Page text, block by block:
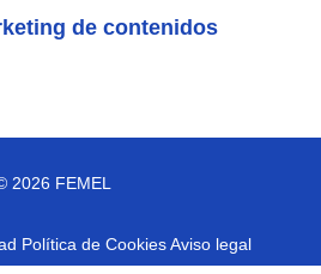
de contenidos
2026 FEMEL
Política de Cookies Aviso legal